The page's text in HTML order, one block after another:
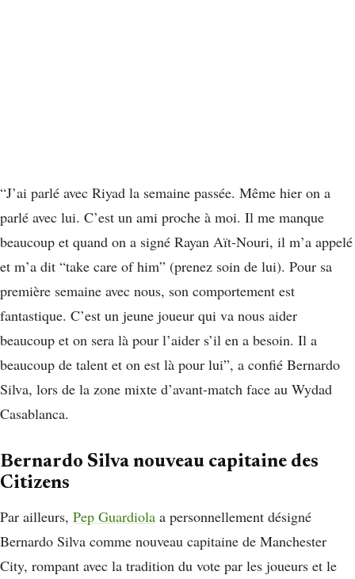
“J’ai parlé avec Riyad la semaine passée. Même hier on a
parlé avec lui. C’est un ami proche à moi. Il me manque
beaucoup et quand on a signé Rayan Aït-Nouri, il m’a appelé
et m’a dit “take care of him” (prenez soin de lui). Pour sa
première semaine avec nous, son comportement est
fantastique. C’est un jeune joueur qui va nous aider
beaucoup et on sera là pour l’aider s’il en a besoin. Il a
beaucoup de talent et on est là pour lui”, a confié Bernardo
Silva, lors de la zone mixte d’avant-match face au Wydad
Casablanca.
Bernardo Silva nouveau capitaine des
Citizens
Par ailleurs, Pep Guardiola a personnellement désigné
Bernardo Silva comme nouveau capitaine de Manchester
City, rompant avec la tradition du vote par les joueurs et le